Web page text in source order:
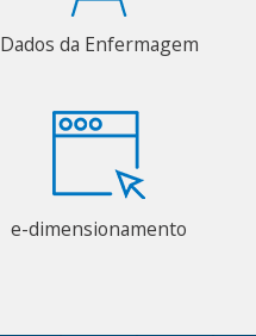
Dados da Enfermagem
e-dimensionamento